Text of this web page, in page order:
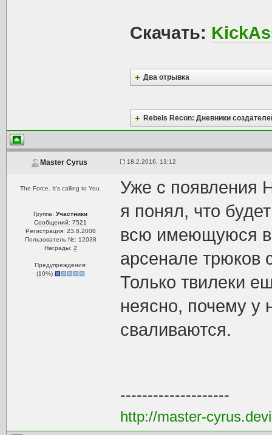
Скачать:
Два отрывка
Rebels Recon: Дневники
Master Cyrus 18.2.2016, 13:12
The Force. It's calling to You.
Группа:Участники
Сообщений: 7521
Регистрация: 23.8.2008
Пользователь №: 12038
Награды: 2
Предупреждения:
(10%)
Уже с появления
я понял, что
всю имеющуюся в
арсенале трюков
Только твилеки
неясно, почему у
сваливаются.
--------------------
http://master-